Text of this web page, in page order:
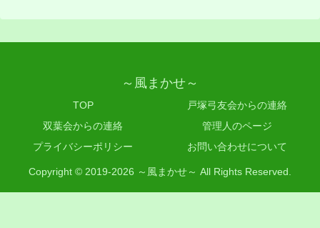
～風まかせ～
TOP
戸塚弓友会からの連絡
双葉会からの連絡
管理人のページ
プライバシーポリシー
お問い合わせについて
Copyright © 2019-2026 ～風まかせ～ All Rights Reserved.